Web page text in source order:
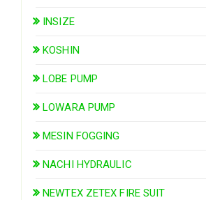
INSIZE
KOSHIN
LOBE PUMP
LOWARA PUMP
MESIN FOGGING
NACHI HYDRAULIC
NEWTEX ZETEX FIRE SUIT